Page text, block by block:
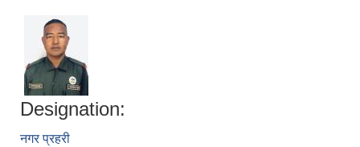
Designation:
नगर प्रहरी